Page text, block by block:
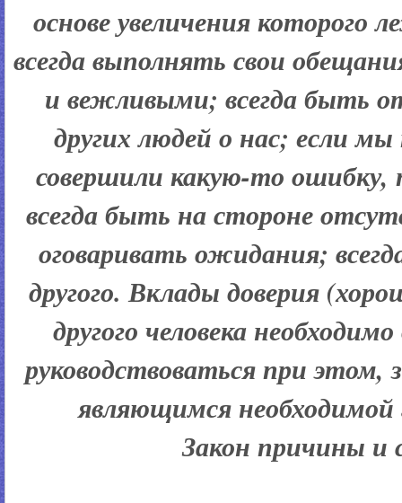
основе увеличения которого
всегда выполнять свои
и вежливыми; всегда быть
других людей о нас; если
совершили какую-то
всегда быть на стороне
оговаривать ожидания;
другого. Вклады доверия
другого человека
руководствоваться при
являющимся необходимой
Закон причины и